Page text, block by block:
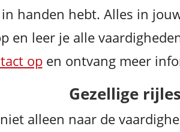
handen hebt. Alles in
en leer je alle
open ontvang meer
Gezellige
alleen naar de